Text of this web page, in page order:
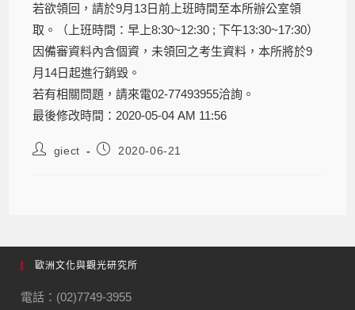
若欲領回，請於9月13日前上班時間至本所辦公室領
取。（上班時間：早上8:30~12:30 ; 下午13:30~17:30）
因備審資料內含個資，未領回之考生資料，本所將於9
月14日起進行銷毀。
若有相關問題，請來電02-77493955洽詢。
最後修改時間：2020-05-04 AM 11:56
giect 2020-06-21
歐洲文化與觀光研究所
電話：(02)7749-3955